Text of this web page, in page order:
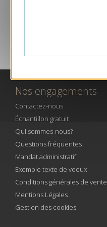
Nos engagements
Contactez-nous
Échantillon gratuit
Qui sommes-nous?
Questions fréquentes
Mandat administratif
Exemple texte de voeux
Conditions générales de vente
Mentions Légales
Gestion des cookies